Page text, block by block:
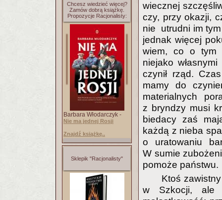
Chcesz wiedzieć więcej?
Zamów dobrą książkę.
Propozycje Racjonalisty:
Barbara Włodarczyk -
Nie ma jednej Rosji
Znajdź książkę..
Sklepik "Racjonalisty"
wiecznej
czy, przy okazji,
nie utrudni im
jednak więcej
wiem, co o tym
niejako
czynił rząd.
mamy do
materialnych
z bryndzy musi
biedacy zaś
każdą z nieba
o uratowaniu
W sumie
pomoże państwu.
Ktoś
w Szkocji, ale